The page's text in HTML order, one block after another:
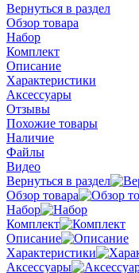
Вернуться в раздел
Обзор товара
Набор
Комплект
Описание
Характеристики
Аксессуары
Отзывы
Похожие товары
Наличие
Файлы
Видео
Вернуться в раздел
Обзор товара
Набор
Комплект
Описание
Характеристики
Аксессуары